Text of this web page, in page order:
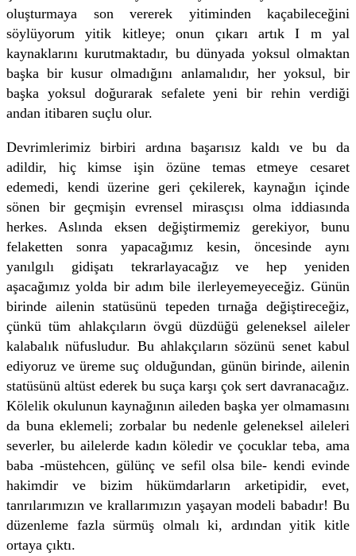
oluşturmaya son vererek yitiminden kaçabileceğini
söylüyorum yitik kitleye; onun çıkarı artık I m yal
kaynaklarını kurutmaktadır, bu dünyada yoksul olmaktan
başka bir kusur olmadığını anlamalıdır, her yoksul, bir
başka yoksul doğurarak sefalete yeni bir rehin verdiği
andan itibaren suçlu olur.
Devrimlerimiz birbiri ardına başarısız kaldı ve bu da
adildir, hiç kimse işin özüne temas etmeye cesaret
edemedi, kendi üzerine geri çekilerek, kaynağın içinde
sönen bir geçmişin evrensel mirasçısı olma iddiasında
herkes. Aslında eksen değiştirmemiz gerekiyor, bunu
felaketten sonra yapacağımız kesin, öncesinde aynı
yanılgılı gidişatı tekrarlayacağız ve hep yeniden
aşacağımız yolda bir adım bile ilerleyemeyeceğiz. Günün
birinde ailenin statüsünü tepeden tırnağa değiştireceğiz,
çünkü tüm ahlakçıların övgü düzdüğü geleneksel aileler
kalabalık nüfusludur. Bu ahlakçıların sözünü senet kabul
ediyoruz ve üreme suç olduğundan, günün birinde, ailenin
statüsünü altüst ederek bu suça karşı çok sert davranacağız.
Kölelik okulunun kaynağının aileden başka yer olmamasını
da buna eklemeli; zorbalar bu nedenle geleneksel aileleri
severler, bu ailelerde kadın köledir ve çocuklar teba, ama
baba -müstehcen, gülünç ve sefil olsa bile- kendi evinde
hakimdir ve bizim hükümdarların arketipidir, evet,
tanrılarımızın ve krallarımızın yaşayan modeli babadır! Bu
düzenleme fazla sürmüş olmalı ki, ardından yitik kitle
ortaya çıktı.